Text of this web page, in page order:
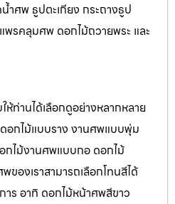
ศพ ธูปตะเกียง กระถางธูป
รคลุมศพ ดอกไม้ถวายพระ และ
ห้ท่านได้เลือกดูอย่างหลากหลาย
อกไม้แบบราง งานศพแบบพุ่ม
ไม้งานศพแบบกอ ดอกไม้
ของเราสามารถเลือกโทนสีได้
ร อาทิ ดอกไม้หน้าศพสีขาว